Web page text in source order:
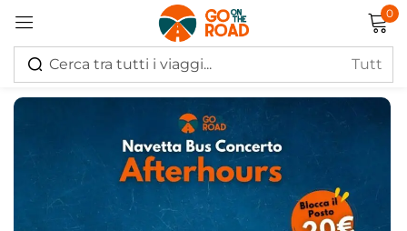
0
Accedi
Ricordati di me Hai perso la password?